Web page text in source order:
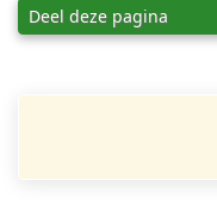
Deel deze pagina